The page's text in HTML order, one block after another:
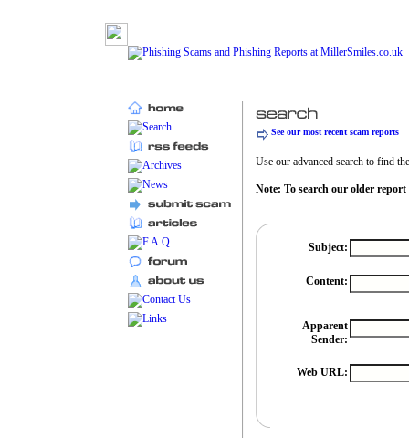
See our most recent scam reports
Use our advanced search to find
Note: To search our older report
Subject:
Content:
Apparent
Sender:
Web URL: